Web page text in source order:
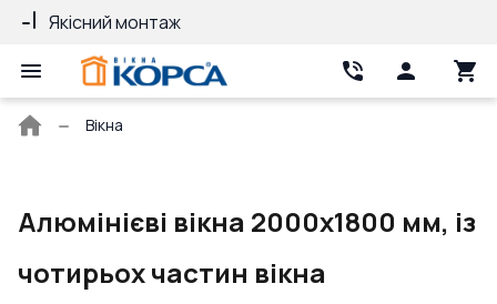
Якісний монтаж
Головна
Вікна
Алюмінієві вікна 2000x1800 мм, із
чотирьох частин вікна